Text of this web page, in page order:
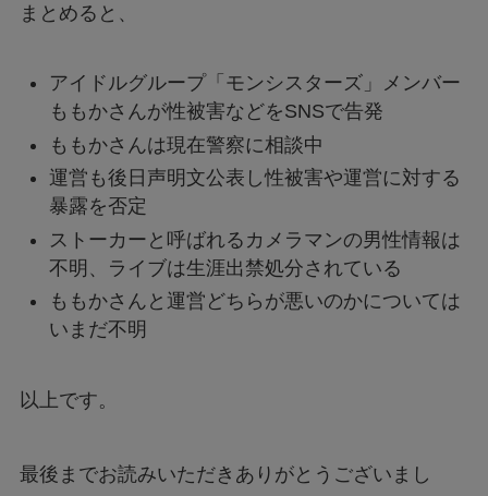
まとめると、
アイドルグループ「モンシスターズ」メンバー
ももかさんが性被害などをSNSで告発
ももかさんは現在警察に相談中
運営も後日声明文公表し性被害や運営に対する
暴露を否定
ストーカーと呼ばれるカメラマンの男性情報は
不明、ライブは生涯出禁処分されている
ももかさんと運営どちらが悪いのかについては
いまだ不明
以上です。
最後までお読みいただきありがとうございまし